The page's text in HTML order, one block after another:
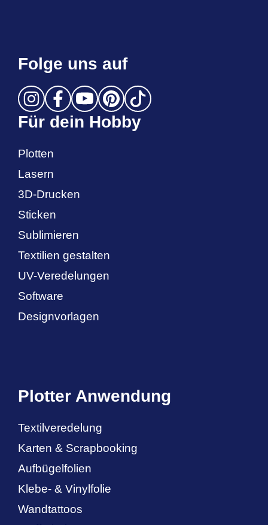
Folge uns auf
Für dein Hobby
Plotten
Lasern
3D-Drucken
Sticken
Sublimieren
Textilien gestalten
UV-Veredelungen
Software
Designvorlagen
Plotter Anwendung
Textilveredelung
Karten & Scrapbooking
Aufbügelfolien
Klebe- & Vinylfolie
Wandtattoos